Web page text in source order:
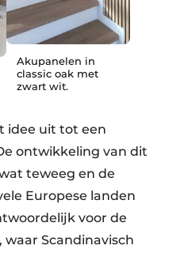
Akupanelen in
classic oak met
zwart wit.
idee uit tot een
ontwikkeling van dit
teweeg en de
Europese landen
voor de
Scandinavisch